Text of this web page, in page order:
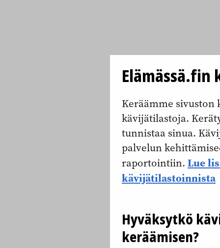
Keräämme sivuston
kävijätilastoja.
tunnistaa sinua.
palvelun
raportointiin. Lue
kävijätilastoinnista
Hyväksytkö
keräämisen?